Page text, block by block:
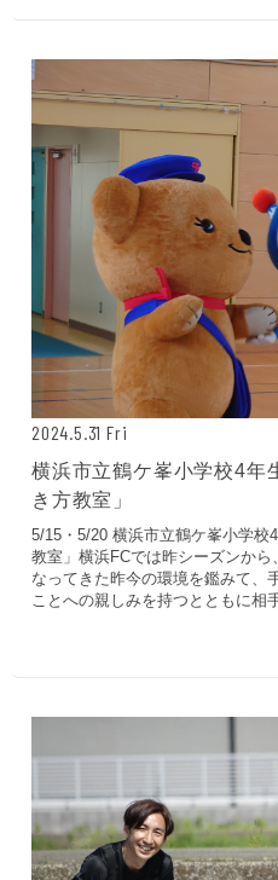
いかけに答えながらサツマイモ栽
方、苗の植え方などを伝授してい
モがたくさん収穫できるよう、
2024.5.31 Fri
横浜市立鶴ケ峯小学校4年
き方教室」
5/15・5/20 横浜市立鶴ケ峯小学校
教室」横浜FCでは昨シーズンから
なってきた昨今の環境を鑑みて、
ことへの親しみを持つとともに相
「練習見学と手紙の書き方教室
さんからは「推しの選手を見つけ
選手たちの動きを目で追いなが